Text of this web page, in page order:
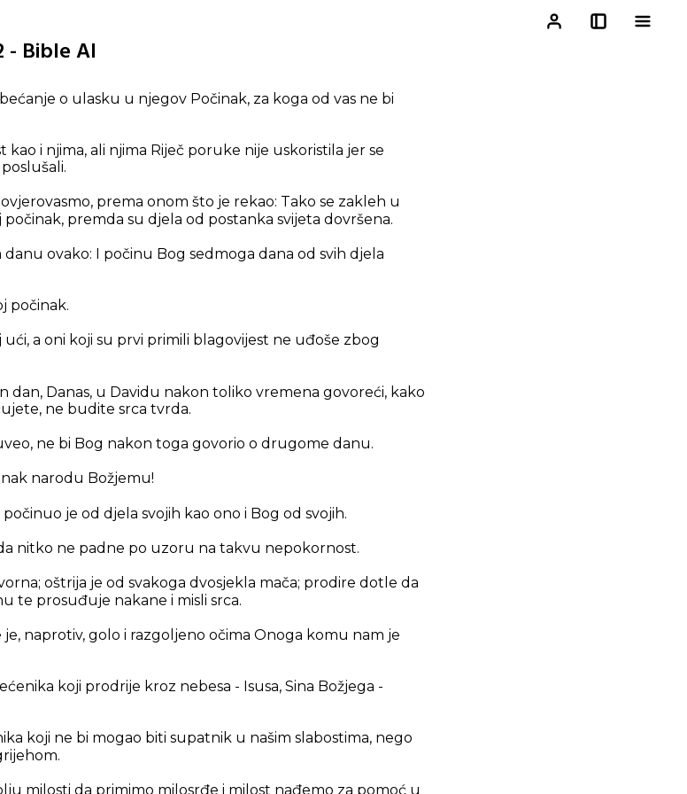
- Bible AI
o ulasku u njegov Počinak, za koga od vas ne bi
i njima, ali njima Riječ poruke nije uskoristila jer se
prema onom što je rekao: Tako se zakleh u
premda su djela od postanka svijeta dovršena.
ovako: I počinu Bog sedmoga dana od svih djela
počinak.
a oni koji su prvi primili blagovijest ne uđoše zbog
Danas, u Davidu nakon toliko vremena govoreći, kako
ne budite srca tvrda.
ne bi Bog nakon toga govorio o drugome danu.
narodu Božjemu!
je od djela svojih kao ono i Bog od svojih.
nitko ne padne po uzoru na takvu nepokornost.
oštrija je od svakoga dvosjekla mača; prodire dotle da
te prosuđuje nakane i misli srca.
je, naprotiv, golo i razgoljeno očima Onoga komu nam je
koji prodrije kroz nebesa - Isusa, Sina Božjega -
koji ne bi mogao biti supatnik u našim slabostima, nego
milosti da primimo milosrđe i milost nađemo za pomoć u